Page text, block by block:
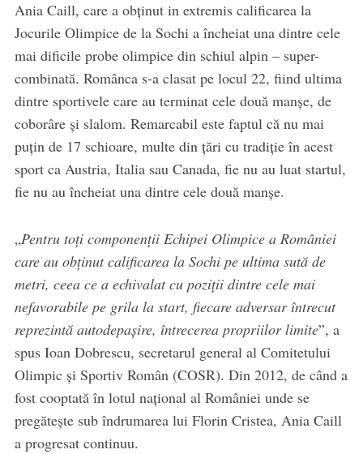
Ania Caill, care a obţinut in extremis calificarea la
Jocurile Olimpice de la Sochi a încheiat una dintre cele
mai dificile probe olimpice din schiul alpin – super-
combinată. Românca s-a clasat pe locul 22, fiind ultima
dintre sportivele care au terminat cele două manşe, de
coborâre şi slalom. Remarcabil este faptul că nu mai
puţin de 17 schioare, multe din ţări cu tradiţie în acest
sport ca Austria, Italia sau Canada, fie nu au luat startul,
fie nu au încheiat una dintre cele două manşe.
„Pentru toţi componenţii Echipei Olimpice a României
care au obţinut calificarea la Sochi pe ultima sută de
metri, ceea ce a echivalat cu poziţii dintre cele mai
nefavorabile pe grila la start, fiecare adversar întrecut
reprezintă autodepaşire, întrecerea propriilor limite”, a
spus Ioan Dobrescu, secretarul general al Comitetului
Olimpic şi Sportiv Român (COSR). Din 2012, de când a
fost cooptată în lotul naţional al României unde se
pregăteşte sub îndrumarea lui Florin Cristea, Ania Caill
a progresat continuu.